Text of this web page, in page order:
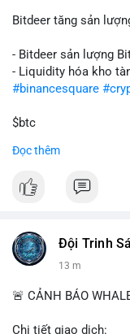
Bitdeer tăng sản
- Bitdeer sản lượng
- Liquidity hóa kho
#binancesquare
$btc
#vlikevn
📰 Nguồn:
Đọc thêm
Đội Trinh
13 m
🚨 CẢNH BÁO
Chi tiết giao dịch: